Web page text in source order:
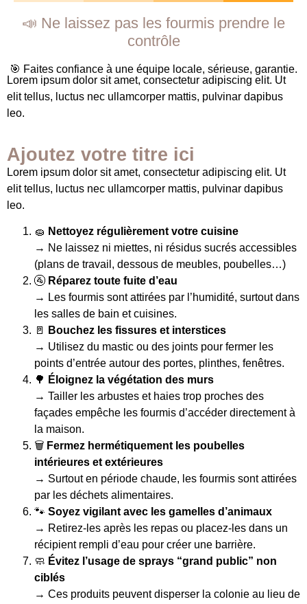
📣 Ne laissez pas les fourmis prendre le
contrôle
🎯 Faites confiance à une équipe locale, sérieuse, garantie.
Lorem ipsum dolor sit amet, consectetur adipiscing elit. Ut
elit tellus, luctus nec ullamcorper mattis, pulvinar dapibus
leo.
Ajoutez votre titre ici
Lorem ipsum dolor sit amet, consectetur adipiscing elit. Ut
elit tellus, luctus nec ullamcorper mattis, pulvinar dapibus
leo.
🧽 Nettoyez régulièrement votre cuisine
→ Ne laissez ni miettes, ni résidus sucrés accessibles
(plans de travail, dessous de meubles, poubelles…)
🚰 Réparez toute fuite d’eau
→ Les fourmis sont attirées par l’humidité, surtout dans
les salles de bain et cuisines.
🚪
Bouchez les fissures et interstices
→ Utilisez du mastic ou des joints pour fermer les
points d’entrée autour des portes, plinthes, fenêtres.
🌳 Éloignez la végétation des murs
→ Tailler les arbustes et haies trop proches des
façades empêche les fourmis d’accéder directement à
la maison.
🗑️ Fermez hermétiquement les poubelles
intérieures et extérieures
→ Surtout en période chaude, les fourmis sont attirées
par les déchets alimentaires.
🐾 Soyez vigilant avec les gamelles d’animaux
→ Retirez-les après les repas ou placez-les dans un
récipient rempli d’eau pour créer une barrière.
🧼 Évitez l’usage de sprays “grand public” non
ciblés
→ Ces produits peuvent disperser la colonie au lieu de